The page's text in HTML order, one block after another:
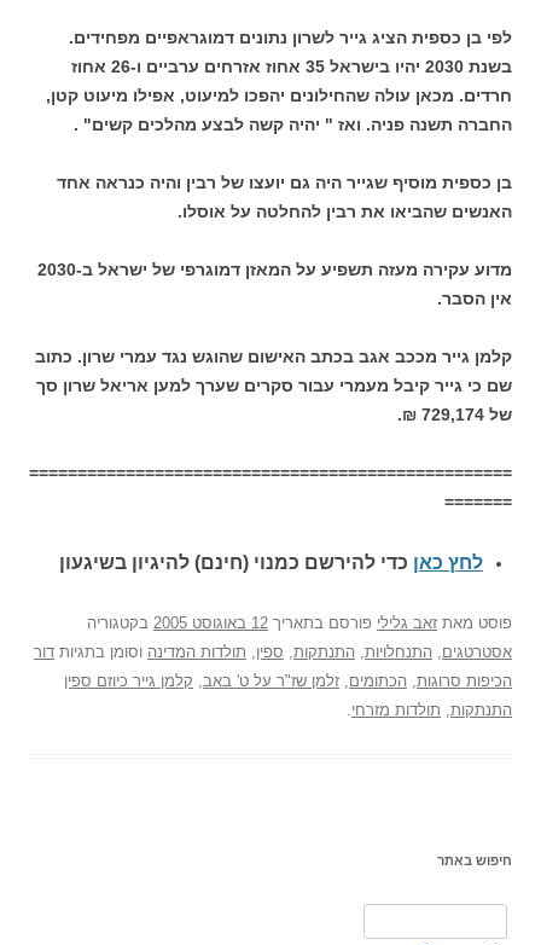
לפי בן כספית הציג גייר לשרון נתונים דמוגראפיים מפחידים.
בשנת 2030 יהיו בישראל 35 אחוז אזרחים ערביים ו-26 אחוז
חרדים. מכאן עולה שהחילונים יהפכו למיעוט, אפילו מיעוט קטן,
החברה תשנה פניה. ואז " יהיה קשה לבצע מהלכים קשים" .
בן כספית מוסיף שגייר היה גם יועצו של רבין והיה כנראה אחד
האנשים שהביאו את רבין להחלטה על אוסלו.
מדוע עקירה מעזה תשפיע על המאזן דמוגרפי של ישראל ב-2030
אין הסבר.
קלמן גייר מככב אגב בכתב האישום שהוגש נגד עמרי שרון. כתוב
שם כי גייר קיבל מעמרי עבור סקרים שערך למען אריאל שרון סך
של 729,174 ₪.
==================================================
=======
לחץ כאן כדי להירשם כמנוי (חינם) להיגיון בשיגעון
פוסט מאת זאב גלילי פורסם בתאריך 12 באוגוסט 2005
בקטגוריה
אסטרטגים התנחלויות התנתקות ספין תולדות המדינה וסומן בתגיות דור
הכיפות סרוגות הכתומים זלמן שז"ר על ט' באב קלמן גייר כיוזם ספין
התנתקות תולדות מזרחי
חיפוש באתר